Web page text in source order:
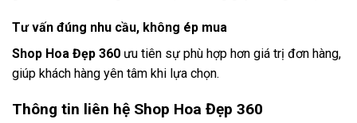
Tư vấn đúng nhu cầu, không ép mua
Shop Hoa Đẹp 360 ưu tiên sự phù hợp hơn giá trị đơn hàng,
giúp khách hàng yên tâm khi lựa chọn.
Thông tin liên hệ Shop Hoa Đẹp 360